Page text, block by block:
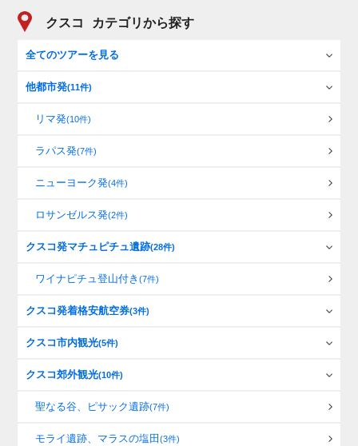
クスコ カテゴリから探す
全てのツアーを見る
他都市発(11件)
リマ発(10件)
ラパス発(7件)
ニューヨーク発(4件)
ロサンゼルス発(2件)
クスコ発マチュピチュ遺跡(28件)
ワイナピチュ登山付き(7件)
クスコ発着格安航空券(3件)
クスコ市内観光(5件)
クスコ郊外観光(10件)
聖なる谷、ピサック遺跡(7件)
モライ遺跡、マラスの塩田(3件)